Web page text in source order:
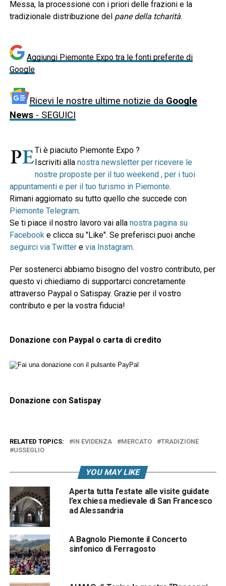
Messa, la processione con i priori delle frazioni e la
tradizionale distribuzione del pane della tcharità.
Aggiungi Piemonte Expo tra le fonti preferite di
Google
Ricevi le nostre ultime notizie da Google
News- SEGUICI
Ti è piaciuto Piemonte Expo ?
Iscriviti alla nostra newsletter per ricevere le
nostre proposte per il tuo weekend , per i tuoi
appuntamenti e per il tuo turismo in Piemonte.
Rimani aggiornato su tutto quello che succede con
Piemonte Telegram.
Se ti piace il nostro lavoro vai alla nostra pagina su
Facebook e clicca su "Like". Se preferisci puoi anche
seguirci via Twittere via Instagram.
Per sostenerci abbiamo bisogno del vostro contributo, per
questo vi chiediamo di supportarci concretamente
attraverso Paypal o Satispay. Grazie per il vostro
contributo e per la vostra fiducia!
Donazione con Paypal o carta di credito
Donazione con Satispay
RELATED TOPICS: IN EVIDENZA MERCATO
TRADIZIONE
USSEGLIO
YOU MAY LIKE
Aperta tutta l’estate alle visite guidate
l’ex chiesa medievale di San Francesco
ad Alessandria
A Bagnolo Piemonte il Concerto
sinfonico di Ferragosto